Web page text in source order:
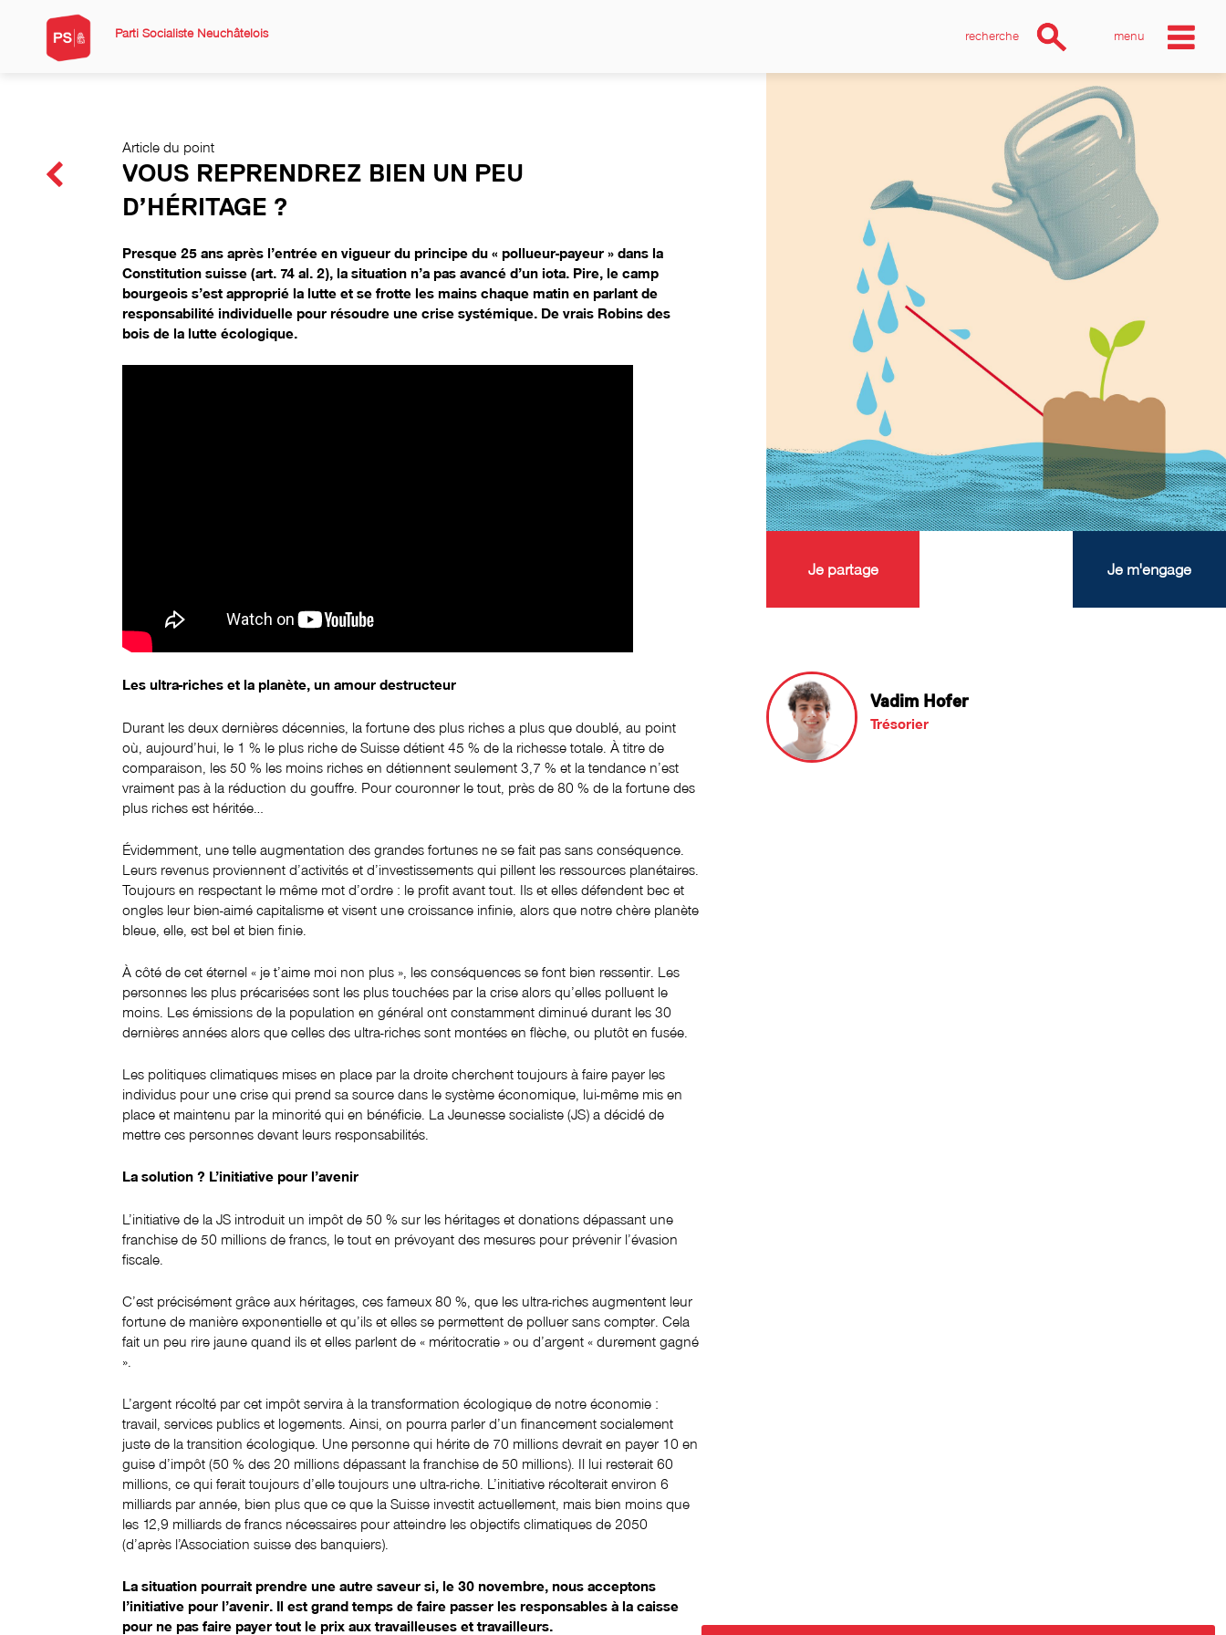
Parti Socialiste Neuchâtelois menu
recherche
Article du point
VOUS REPRENDREZ BIEN UN PEU
D’HÉRITAGE ?
Presque 25 ans après l’entrée en vigueur du principe du « pollueur-payeur » dans la
Constitution suisse (art. 74 al. 2), la situation n’a pas avancé d’un iota. Pire, le camp
bourgeois s’est approprié la lutte et se frotte les mains chaque matin en parlant de
responsabilité individuelle pour résoudre une crise systémique. De vrais Robins des
bois de la lutte écologique.
Les ultra-riches et la planète, un amour destructeur
Durant les deux dernières décennies, la fortune des plus riches a plus que doublé, au point
où, aujourd’hui, le 1 % le plus riche de Suisse détient 45 % de la richesse totale. À titre de
comparaison, les 50 % les moins riches en détiennent seulement 3,7 % et la tendance n’est
vraiment pas à la réduction du gouffre. Pour couronner le tout, près de 80 % de la fortune des
plus riches est héritée…
Évidemment, une telle augmentation des grandes fortunes ne se fait pas sans conséquence.
Leurs revenus proviennent d’activités et d’investissements qui pillent les ressources planétaires.
Toujours en respectant le même mot d’ordre : le profit avant tout. Ils et elles défendent bec et
ongles leur bien-aimé capitalisme et visent une croissance infinie, alors que notre chère planète
bleue, elle, est bel et bien finie.
À côté de cet éternel « je t’aime moi non plus », les conséquences se font bien ressentir. Les
personnes les plus précarisées sont les plus touchées par la crise alors qu’elles polluent le
moins. Les émissions de la population en général ont constamment diminué durant les 30
dernières années alors que celles des ultra-riches sont montées en flèche, ou plutôt en fusée.
Les politiques climatiques mises en place par la droite cherchent toujours à faire payer les
individus pour une crise qui prend sa source dans le système économique, lui-même mis en
place et maintenu par la minorité qui en bénéficie. La Jeunesse socialiste (JS) a décidé de
mettre ces personnes devant leurs responsabilités.
La solution ? L’initiative pour l’avenir
L’initiative de la JS introduit un impôt de 50 % sur les héritages et donations dépassant une
franchise de 50 millions de francs, le tout en prévoyant des mesures pour prévenir l’évasion
fiscale.
C’est précisément grâce aux héritages, ces fameux 80 %, que les ultra-riches augmentent leur
fortune de manière exponentielle et qu’ils et elles se permettent de polluer sans compter. Cela
fait un peu rire jaune quand ils et elles parlent de « méritocratie » ou d’argent « durement gagné
».
L’argent récolté par cet impôt servira à la transformation écologique de notre économie :
travail, services publics et logements. Ainsi, on pourra parler d’un financement socialement
juste de la transition écologique. Une personne qui hérite de 70 millions devrait en payer 10 en
guise d’impôt (50 % des 20 millions dépassant la franchise de 50 millions). Il lui resterait 60
millions, ce qui ferait toujours d’elle toujours une ultra-riche. L’initiative récolterait environ 6
milliards par année, bien plus que ce que la Suisse investit actuellement, mais bien moins que
les 12,9 milliards de francs nécessaires pour atteindre les objectifs climatiques de 2050
(d’après l’Association suisse des banquiers).
La situation pourrait prendre une autre saveur si, le 30 novembre, nous acceptons
l’initiative pour l’avenir. Il est grand temps de faire passer les responsables à la caisse
pour ne pas faire payer tout le prix aux travailleuses et travailleurs.
Je partage Je m'engage
Vadim Hofer
Trésorier